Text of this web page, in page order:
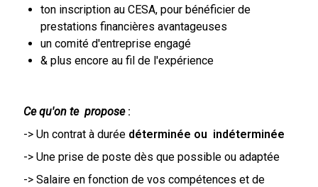
ton inscription au CESA, pour bénéficier de
prestations financières avantageuses
un comité d'entreprise engagé
& plus encore au fil de l'expérience
Ce qu'on te propose:
-> Un contrat à durée déterminée ou indéterminée
-> Une prise de poste dès que possible ou adaptée
-> Salaire en fonction de vos compétences et de